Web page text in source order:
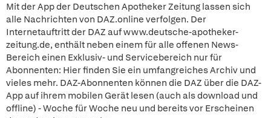
Mit der App der Deutschen Apotheker Zeitung lassen sich
alle Nachrichten von DAZ.online verfolgen. Der
Internetauftritt der DAZ auf www.deutsche-apotheker-
zeitung.de, enthält neben einem für alle offenen News-
Bereich einen Exklusiv- und Servicebereich nur für
Abonnenten: Hier finden Sie ein umfangreiches Archiv und
vieles mehr. DAZ-Abonnenten können die DAZ über die DAZ-
App auf ihrem mobilen Gerät lesen (auch als download und
offline) - Woche für Woche neu und bereits vor Erscheinen